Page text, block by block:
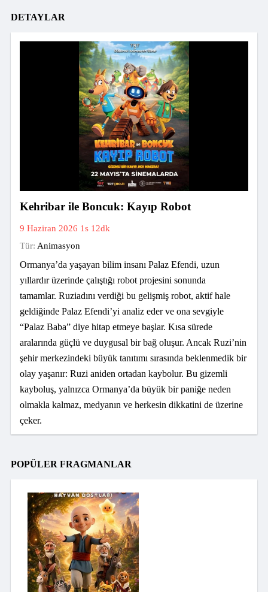
DETAYLAR
Kehribar ile Boncuk: Kayıp Robot
9 Haziran 2026 1s 12dk
Tür: Animasyon
Ormanya’da yaşayan bilim insanı Palaz Efendi, uzun
yıllardır üzerinde çalıştığı robot projesini sonunda
tamamlar. Ruziadını verdiği bu gelişmiş robot, aktif hale
geldiğinde Palaz Efendi’yi analiz eder ve ona sevgiyle
“Palaz Baba” diye hitap etmeye başlar. Kısa sürede
aralarında güçlü ve duygusal bir bağ oluşur. Ancak Ruzi’nin
şehir merkezindeki büyük tanıtımı sırasında beklenmedik bir
olay yaşanır: Ruzi aniden ortadan kaybolur. Bu gizemli
kayboluş, yalnızca Ormanya’da büyük bir paniğe neden
olmakla kalmaz, medyanın ve herkesin dikkatini de üzerine
çeker.
POPÜLER FRAGMANLAR